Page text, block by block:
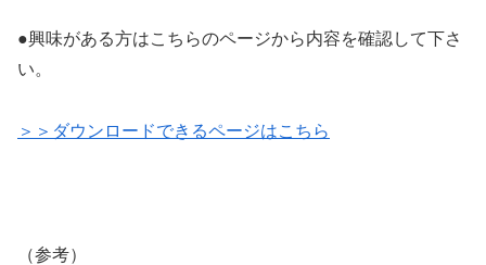
●興味がある方はこちらのページから内容を確認して下さ
い。
＞＞ダウンロードできるページはこちら
（参考）